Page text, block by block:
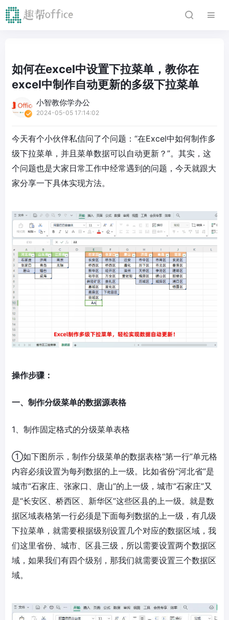
如何在excel中设置下拉菜单，教你在
excel中制作自动更新的多级下拉菜单
小智教你学办公
2024-05-05 17:14:02
今天有个小伙伴私信问了个问题：“在Excel中如何制作多
级下拉菜单，并且菜单数据可以自动更新？”。其实，这
个问题也是大家日常工作中经常遇到的问题，今天就跟大
家分享一下具体实现方法。
操作步骤：
一、制作分级菜单的数据源表格
1、制作固定格式的分级菜单表格
①如下图所示，制作分级菜单的数据表格“第一行”单元格
内容必须设置为每列数据的上一级。比如省份“河北省”是
城市“石家庄、张家口、唐山”的上一级，城市“石家庄”又
是“长安区、桥西区、新华区”这些区县的上一级。就是数
据区域表格第一行必须是下面每列数据的上一级，有几级
下拉菜单，就需要根据级别设置几个对应的数据区域，我
们这里省份、城市、区县三级，所以需要设置两个数据区
域，如果我们有四个级别，那我们就需要设置三个数据区
域。